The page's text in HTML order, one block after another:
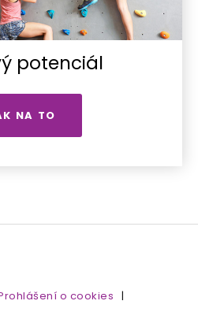
potenciál
NA TO
o cookies |